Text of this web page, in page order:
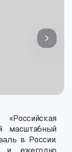
масштабный
в России.